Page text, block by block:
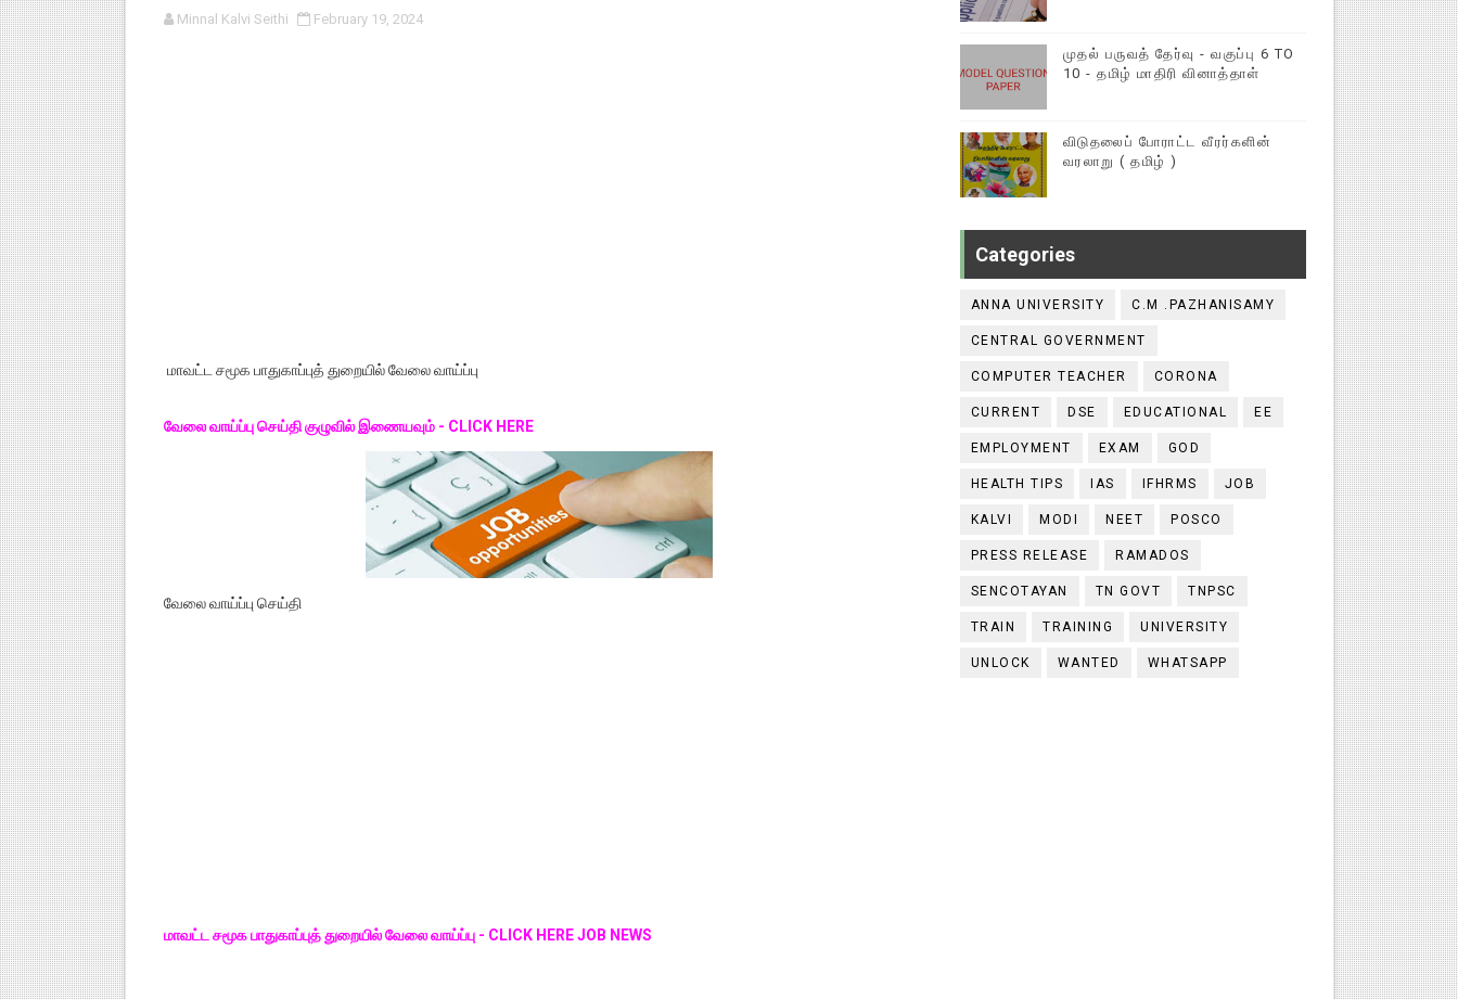
பள்ளி காலை வழிபாட்டுச் செயல்பாடுகள் - டிசம்பர் 17
Minnal Kalvi Seithi February 19, 2024
மாவட்ட சமூக பாதுகாப்புத் துறையில் வேலை வாய்ப்பு
வேலை வாய்ப்பு செய்தி குழுவில் இணையவும் - CLICK HERE
வேலை வாய்ப்பு செய்தி
மாவட்ட சமூக பாதுகாப்புத் துறையில் வேலை வாய்ப்பு - CLICK HERE JOB NEWS
முதல் பருவத் தேர்வு - வகுப்பு 6 TO
10 - தமிழ் மாதிரி வினாத்தாள்
விடுதலைப் போராட்ட வீரர்களின்
வரலாறு ( தமிழ் )
Categories
ANNA UNIVERSITY C.M .PAZHANISAMY
CENTRAL GOVERNMENT
COMPUTER TEACHER CORONA
CURRENT DSE EDUCATIONAL EE
EMPLOYMENT EXAM GOD
HEALTH TIPS IAS IFHRMS JOB
KALVI MODI NEET POSCO
PRESS RELEASE RAMADOS
SENCOTAYAN TN GOVT TNPSC
TRAIN TRAINING UNIVERSITY
UNLOCK WANTED WHATSAPP